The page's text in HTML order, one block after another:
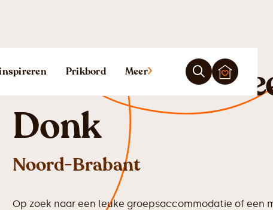
Prikbord Meer
Vakantiehuis
Donk
Noord-Brabant
Op zoek naar een leuke groepsaccommodatie of een